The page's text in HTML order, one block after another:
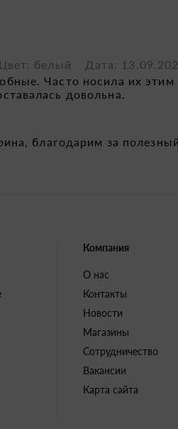
белый
Дата:
Часто носила их
довольна.
благодарим за
Компания
О нас
Контакты
Новости
Магазины
Сотрудничество
Вакансии
Карта сайта